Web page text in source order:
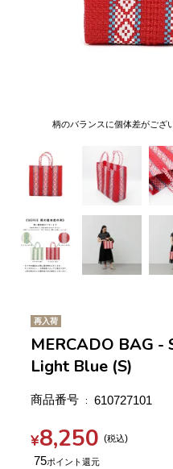
柄のバランスに個体差がござ
再入荷
MERCADO BAG -
Light Blue (S)
商品番号 610727101
¥8,250 税込
75